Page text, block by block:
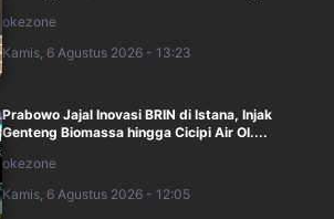
okezone
Kamis, 6 Agustus 2026 - 13:23
Prabowo Jajal Inovasi BRIN di Istana, Injak
Genteng Biomassa hingga Cicipi Air Ol....
okezone
Kamis, 6 Agustus 2026 - 12:05